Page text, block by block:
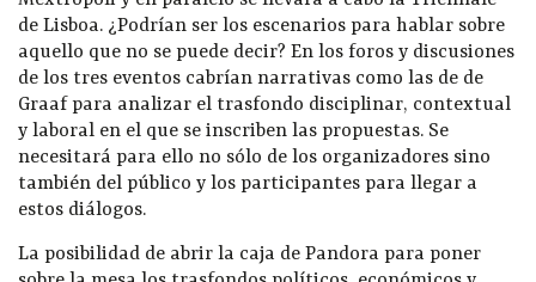
de Lisboa. ¿Podrían ser los escenarios para hablar sobre
aquello que no se puede decir? En los foros y discusiones
de los tres eventos cabrían narrativas como las de de
Graaf para analizar el trasfondo disciplinar, contextual
y laboral en el que se inscriben las propuestas. Se
necesitará para ello no sólo de los organizadores sino
también del público y los participantes para llegar a
estos diálogos.
La posibilidad de abrir la caja de Pandora para poner